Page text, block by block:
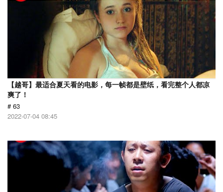
【越哥】最适合夏天看的电影，每一帧都是壁纸，看完整个人都凉
爽了！
# 63
2022-07-04 08:45